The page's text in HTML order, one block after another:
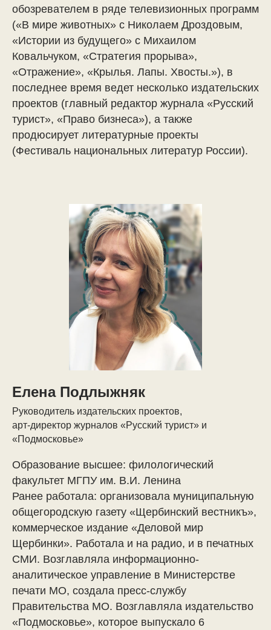
обозревателем в ряде телевизионных программ
(«В мире животных» с Николаем Дроздовым,
«Истории из будущего» с Михаилом
Ковальчуком, «Стратегия прорыва»,
«Отражение», «Крылья. Лапы. Хвосты.»), в
последнее время ведет несколько издательских
проектов (главный редактор журнала «Русский
турист», «Право бизнеса»), а также
продюсирует литературные проекты
(Фестиваль национальных литератур России).
Елена Подлыжняк
Руководитель издательских проектов,
арт-директор журналов «Русский турист» и
«Подмосковье»
Образование высшее: филологический
факультет МГПУ им. В.И. Ленина
Ранее работала: организовала муниципальную
общегородскую газету «Щербинский вестникъ»,
коммерческое издание «Деловой мир
Щербинки». Работала и на радио, и в печатных
СМИ. Возглавляла информационно-
аналитическое управление в Министерстве
печати МО, создала пресс-службу
Правительства МО. Возглавляла издательство
«Подмосковье», которое выпускало 6